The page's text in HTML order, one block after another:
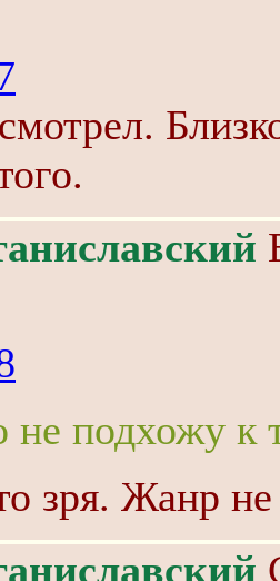
не подхожу к
зря. Жанр не